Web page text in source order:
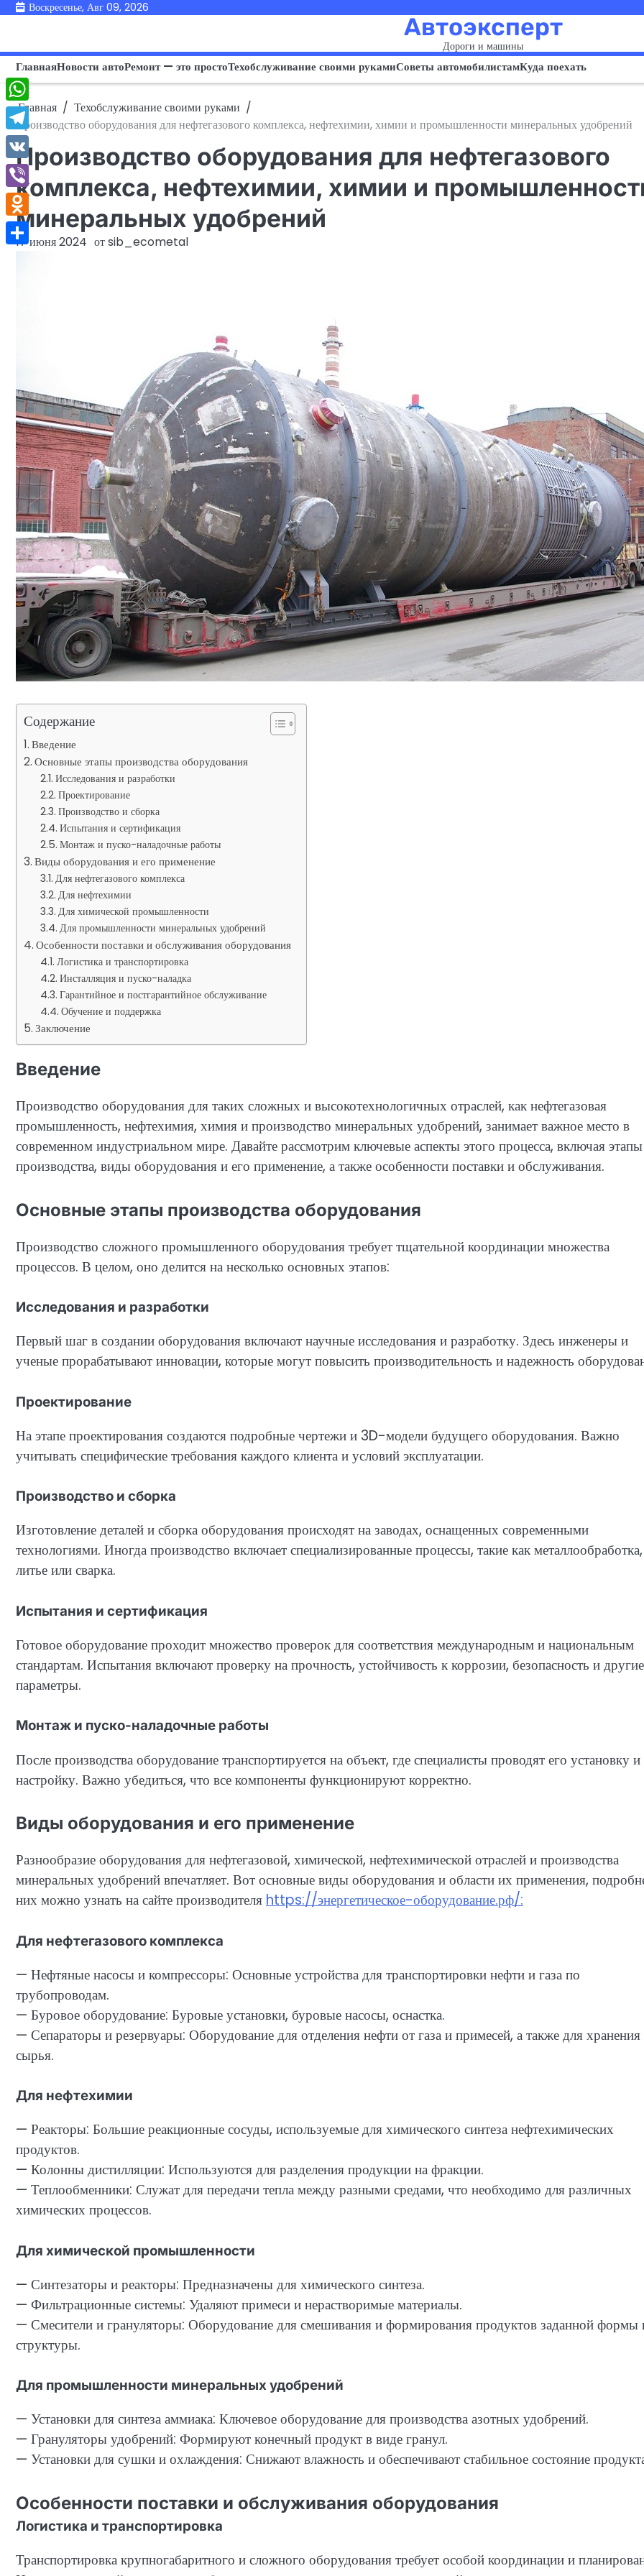
ПерейтиВоскресенье, Авг 09, 2026
Автоэксперт
Дороги и машины
ГлавнаяНовости автоРемонт — это простоТехобслуживание своими рукамиСоветы автомобилистамКуда поехать
Главная
Техобслуживание своими руками
Производство оборудования для нефтегазового комплекса, нефтехимии, химии и промышленности минеральных удобрений
Производство оборудования для нефтегазового
комплекса, нефтехимии, химии и
минеральных удобрений
17 июня 2024 отsib_ecometal
Содержание
Введение
Основные этапы производства оборудования
Исследования и разработки
Проектирование
Производство и сборка
Испытания и сертификация
Монтаж и пуско-наладочные работы
Виды оборудования и его применение
Для нефтегазового комплекса
Для нефтехимии
Для химической промышленности
Для промышленности минеральных удобрений
Особенности поставки и обслуживания оборудования
Логистика и транспортировка
Инсталляция и пуско-наладка
Гарантийное и постгарантийное обслуживание
Обучение и поддержка
Заключение
Введение
Производство оборудования для таких сложных и высокотехнологичных отраслей, как нефтегазовая
промышленность, нефтехимия, химия и производство минеральных удобрений, занимает важное место в
современном индустриальном мире. Давайте рассмотрим ключевые аспекты этого процесса, включая этапы
производства, виды оборудования и его применение, а также особенности поставки и обслуживания.
Основные этапы производства оборудования
Производство сложного промышленного оборудования требует тщательной координации множества
процессов. В целом, оно делится на несколько основных этапов:
Исследования и разработки
Первый шаг в создании оборудования включают научные исследования и разработку. Здесь инженеры и
ученые прорабатывают инновации, которые могут повысить производительность и надежность
Проектирование
На этапе проектирования создаются подробные чертежи и 3D-модели будущего оборудования. Важно
учитывать специфические требования каждого клиента и условий эксплуатации.
Производство и сборка
Изготовление деталей и сборка оборудования происходят на заводах, оснащенных современными
технологиями. Иногда производство включает специализированные процессы, такие как металлообработка,
литье или сварка.
Испытания и сертификация
Готовое оборудование проходит множество проверок для соответствия международным и национальным
стандартам. Испытания включают проверку на прочность, устойчивость к коррозии, безопасность и другие
параметры.
Монтаж и пуско-наладочные работы
После производства оборудование транспортируется на объект, где специалисты проводят его установку и
настройку. Важно убедиться, что все компоненты функционируют корректно.
Виды оборудования и его применение
Разнообразие оборудования для нефтегазовой, химической, нефтехимической отраслей и производства
минеральных удобрений впечатляет. Вот основные виды оборудования и области их применения,
них можно узнать на сайте производителя https://энергетическое-оборудование.рф/:
Для нефтегазового комплекса
— Нефтяные насосы и компрессоры: Основные устройства для транспортировки нефти и газа по
трубопроводам.
— Буровое оборудование: Буровые установки, буровые насосы, оснастка.
— Сепараторы и резервуары: Оборудование для отделения нефти от газа и примесей, а также для хранения
сырья.
Для нефтехимии
— Реакторы: Большие реакционные сосуды, используемые для химического синтеза нефтехимических
продуктов.
— Колонны дистилляции: Используются для разделения продукции на фракции.
— Теплообменники: Служат для передачи тепла между разными средами, что необходимо для различных
химических процессов.
Для химической промышленности
— Синтезаторы и реакторы: Предназначены для химического синтеза.
— Фильтрационные системы: Удаляют примеси и нерастворимые материалы.
— Смесители и грануляторы: Оборудование для смешивания и формирования продуктов заданной формы
структуры.
Для промышленности минеральных удобрений
— Установки для синтеза аммиака: Ключевое оборудование для производства азотных удобрений.
— Грануляторы удобрений: Формируют конечный продукт в виде гранул.
— Установки для сушки и охлаждения: Снижают влажность и обеспечивают стабильное состояние
Особенности поставки и обслуживания оборудования
Логистика и транспортировка
Транспортировка крупногабаритного и сложного оборудования требует особой координации и
WhatsApp
Telegram
VK
Viber
Odnoklassniki